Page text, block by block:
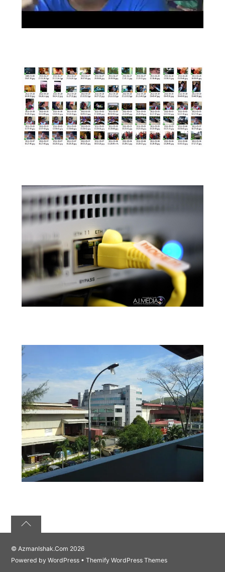
©AzmanIshak.Com 2026
Powered byWordPress •Themify WordPress Themes